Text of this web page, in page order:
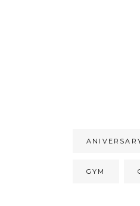
GYM